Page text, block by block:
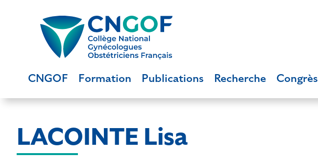
CNGOF Formation Publications Recherche Congrès
LACOINTE Lisa